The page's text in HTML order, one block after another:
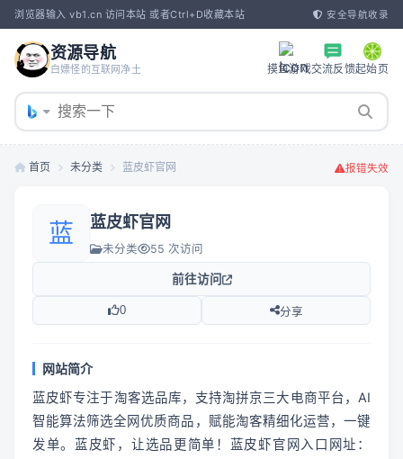
浏览器输入 vb1.cn 访问本站 或者Ctrl+D收藏本站 安全导航收录
资源导航
白嫖怪的互联网净土 摸鱼游戏交流反馈起始页
首页 未分类 蓝皮虾官网 报错失效
蓝 蓝皮虾官网
未分类 55 次访问
前往访问
0 分享
网站简介
蓝皮虾专注于淘客选品库，支持淘拼京三大电商平台，AI
智能算法筛选全网优质商品，赋能淘客精细化运营，一键
发单。蓝皮虾，让选品更简单！蓝皮虾官网入口网址：